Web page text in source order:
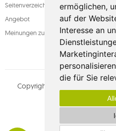
ermöglichen,
auf der
Interesse an
personalisieren
die für Sie
Seitenverzeichnis
Angebot
Meinungen zum shop
Copyright © whamaku.pl. Alle
Sehen Sie unser Profil an: